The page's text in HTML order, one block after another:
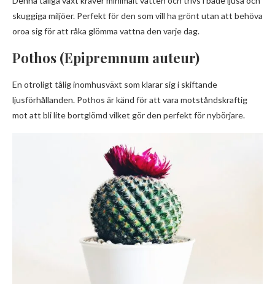
skuggiga miljöer. Perfekt för den som vill ha grönt utan att behöva
oroa sig för att råka glömma vattna den varje dag.
Pothos (Epipremnum auteur)
En otroligt tålig inomhusväxt som klarar sig i skiftande
ljusförhållanden. Pothos är känd för att vara motståndskraftig
mot att bli lite bortglömd vilket gör den perfekt för nybörjare.